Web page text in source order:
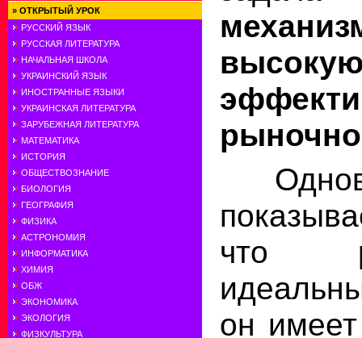
» ОТКРЫТЫЙ УРОК
РУССКИЙ ЯЗЫК
РУССКАЯ ЛИТЕРАТУРА
НАЧАЛЬНАЯ ШКОЛА
УКРАИНСКИЙ ЯЗЫК
ИНОСТРАННЫЕ ЯЗЫКИ
УКРАИНСКАЯ ЛИТЕРАТУРА
ЗАРУБЕЖНАЯ ЛИТЕРАТУРА
МАТЕМАТИКА
ИСТОРИЯ
ОБЩЕСТВОЗНАНИЕ
БИОЛОГИЯ
ГЕОГРАФИЯ
ФИЗИКА
АСТРОНОМИЯ
ИНФОРМАТИКА
ХИМИЯ
ОБЖ
ЭКОНОМИКА
ЭКОЛОГИЯ
ФИЗКУЛЬТУРА
что
он